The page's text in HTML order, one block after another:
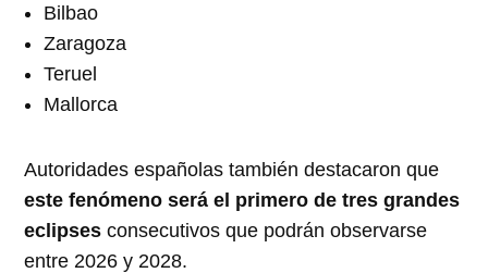
Bilbao
Zaragoza
Teruel
Mallorca
Autoridades españolas también destacaron que
este fenómeno será el primero de tres grandes
eclipses consecutivos que podrán observarse
entre 2026 y 2028.